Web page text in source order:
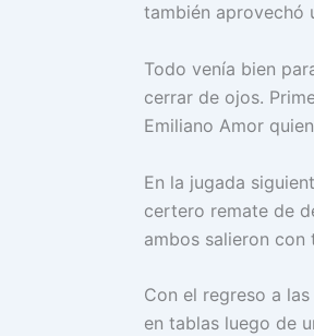
también aprovechó
Todo venía bien
cerrar de ojos.
Emiliano Amor
En la jugada
certero remate de
ambos salieron
Con el regreso a
en tablas luego de